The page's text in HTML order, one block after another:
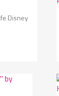
Disney